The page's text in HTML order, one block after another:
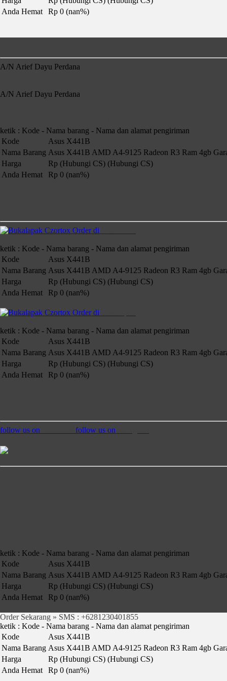
Anda Hemat
Rp 0 (nan%)
A/N Arief Dayu Perdana
A/N Arief Dayu Perdana
ketik : Kode - Nama barang - Nama dan alamat pengiriman
Kode
Asus X441B
Nama Barang Asus X441B AMD A4-9125 Radeon R3 Ram 4gb
Harga
Rp (Hubungi CS) (Hubungi CS)
Anda Hemat
Rp 0 (nan%)
Order di
ketik : Kode - Nama barang - Nama dan alamat pengiriman
Kode
Asus X441B
Nama Barang Asus X441B AMD A4-9125 Radeon R3 Ram 4gb
Harga
Rp (Hubungi CS) (Hubungi CS)
Anda Hemat
Rp 0 (nan%)
Order di
ketik : Kode - Nama barang - Nama dan alamat pengiriman
Kode
Asus X441B
Nama Barang Asus X441B AMD A4-9125 Radeon R3 Ram 4gb
Harga
Rp (Hubungi CS) (Hubungi CS)
Anda Hemat
Rp 0 (nan%)
follow us on follow us on
ketik : Kode - Nama barang - Nama dan alamat pengiriman
Kode
Asus X441B
Nama Barang Asus X441B AMD A4-9125 Radeon R3 Ram 4gb
Harga
Rp (Hubungi CS) (Hubungi CS)
Anda Hemat
Rp 0 (nan%)
JUAL BELI KAMERA, LAPTOP BEKAS DI SURABAYA,
Alamat: Jl. Kebraon V, Kebraon, Kec. Karang Pilang,
Order Sekarang » SMS : +6281230401855
ketik : Kode - Nama barang - Nama dan alamat pengiriman
Kode
Asus X441B
Nama Barang Asus X441B AMD A4-9125 Radeon R3 Ram 4gb
Harga
Rp (Hubungi CS) (Hubungi CS)
Anda Hemat
Rp 0 (nan%)